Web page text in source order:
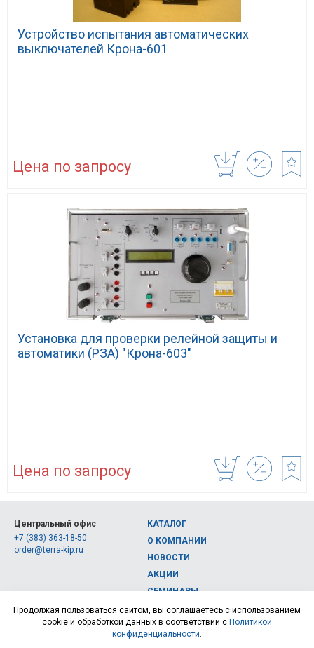
Устройство испытания автоматических
выключателей Крона-601
Цена по запросу
Установка для проверки релейной защиты и
автоматики (РЗА) "Крона-603"
Цена по запросу
Центральный офис
+7 (383) 363-18-50
order@terra-kip.ru
КАТАЛОГ
О КОМПАНИИ
НОВОСТИ
АКЦИИ
СЕМИНАРЫ
КОНТАКТЫ
© 2026, Интернет-магазин измерительных приборов Терра Импэкс
Продолжая пользоваться сайтом, вы соглашаетесь с использованием
cookie и обработкой данных в соответствии с Политикой
конфиденциальности.